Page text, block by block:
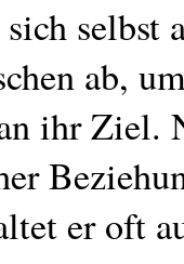
selbst
ab,
ihr Ziel.
er oft